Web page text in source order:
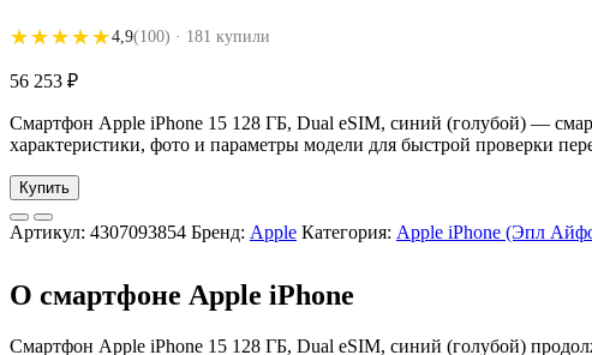
★★★★★
★★★★★4,9(100) · 181 купили
56 253 ₽
Смартфон Apple iPhone 15 128 ГБ, Dual еSIM, синий (голубой) —
характеристики, фото и параметры модели для быстрой проверки
Купить
Артикул: 4307093854 Бренд: Apple Категория: Apple iPhone (Эпл
О смартфоне Apple iPhone
Смартфон Apple iPhone 15 128 ГБ, Dual еSIM, синий (голубой)